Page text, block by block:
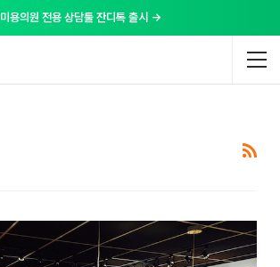
미용의원 전용 상담툴 잔디톡 출시 →